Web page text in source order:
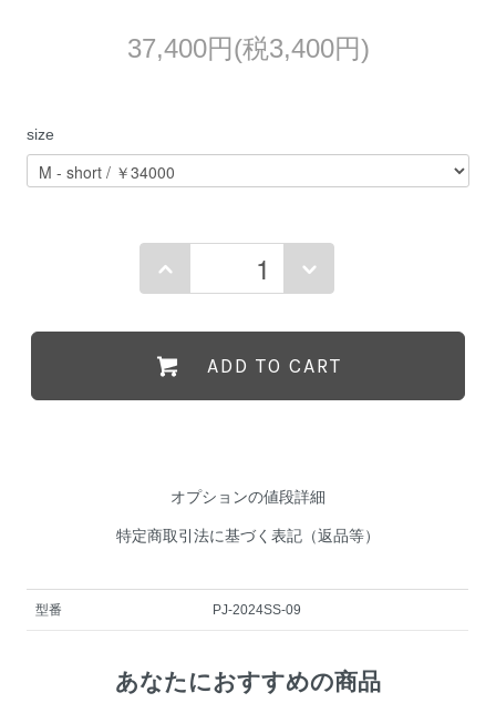
37,400円(税3,400円)
size
ADD TO CART
オプションの値段詳細
特定商取引法に基づく表記（返品等）
型番 PJ-2024SS-09
あなたにおすすめの商品